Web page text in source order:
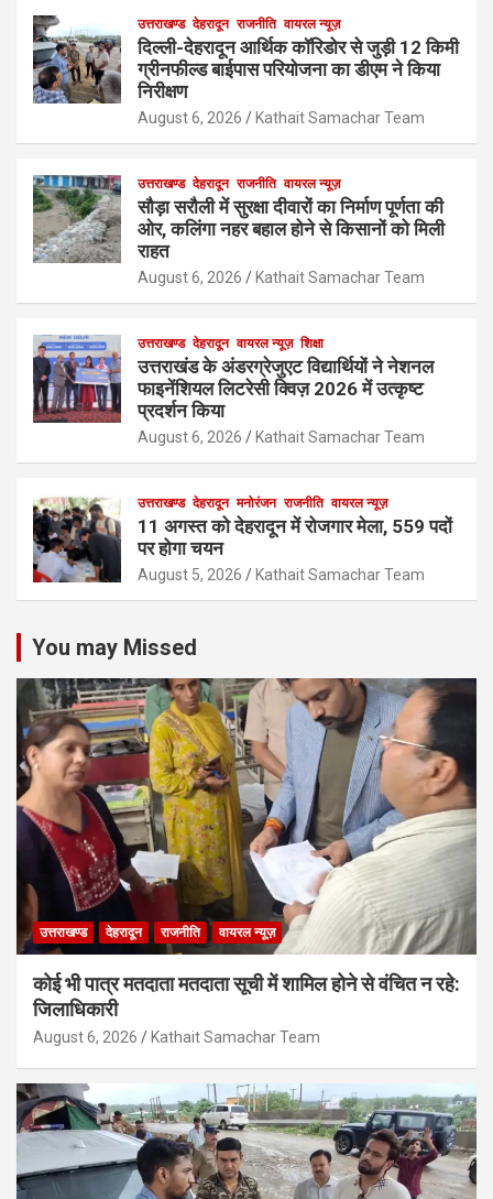
उत्तराखण्ड देहरादून राजनीति वायरल न्यूज़
दिल्ली-देहरादून आर्थिक कॉरिडोर से जुड़ी 12 किमी
ग्रीनफील्ड बाईपास परियोजना का डीएम ने किया
निरीक्षण
August 6, 2026 Kathait Samachar Team
उत्तराखण्ड देहरादून राजनीति वायरल न्यूज़
सौड़ा सरौली में सुरक्षा दीवारों का निर्माण पूर्णता की
ओर, कलिंगा नहर बहाल होने से किसानों को मिली
राहत
August 6, 2026 Kathait Samachar Team
उत्तराखण्ड देहरादून वायरल न्यूज़ शिक्षा
उत्तराखंड के अंडरग्रेजुएट विद्यार्थियों ने नेशनल
फाइनेंशियल लिटरेसी क्विज़ 2026 में उत्कृष्ट
प्रदर्शन किया
August 6, 2026 Kathait Samachar Team
उत्तराखण्ड देहरादून मनोरंजन राजनीति वायरल न्यूज़
11 अगस्त को देहरादून में रोजगार मेला, 559 पदों
पर होगा चयन
August 5, 2026 Kathait Samachar Team
You may Missed
उत्तराखण्ड देहरादून राजनीति वायरल न्यूज़
कोई भी पात्र मतदाता मतदाता सूची में शामिल होने से वंचित न रहे:
जिलाधिकारी
August 6, 2026 Kathait Samachar Team